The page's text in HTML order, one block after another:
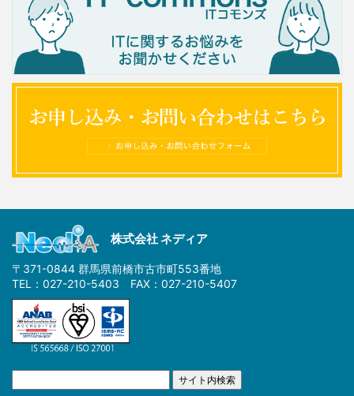
株式会社 ネディア
〒371-0844 群馬県前橋市古市町553番地
TEL：027-210-5403 FAX：027-210-5407